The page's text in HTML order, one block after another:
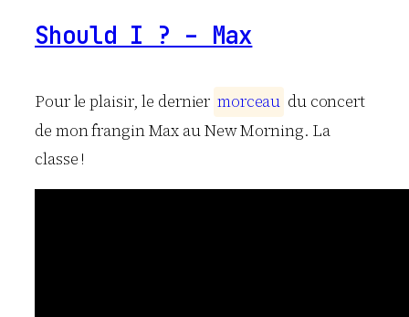
Should I ? – Max
Pour le plaisir, le dernier morceau du concert
de mon frangin Max au New Morning. La
classe !